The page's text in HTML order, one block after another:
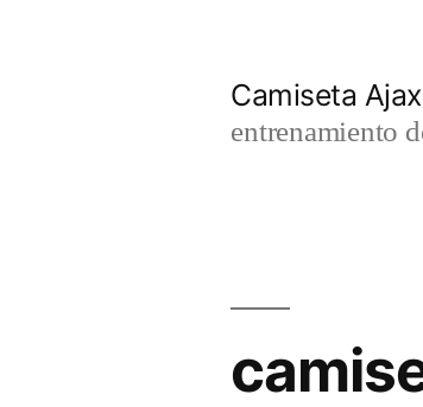
Camiseta
entrenamiento